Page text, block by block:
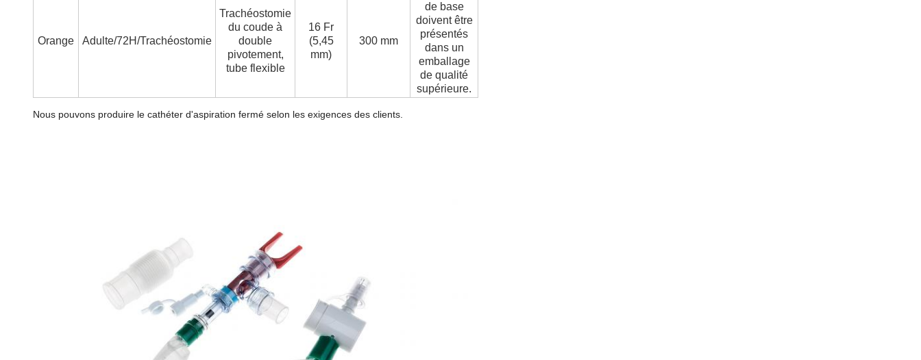
Orange Adulte/72H/Trachéostomie
Trachéostomie
du coude à
double
pivotement,
tube flexible
16 Fr
(5,45
mm)
300 mm
de base
doivent être
présentés
dans un
emballage
de qualité
supérieure.
Nous pouvons produire le cathéter d'aspiration fermé selon les exigences des clients.